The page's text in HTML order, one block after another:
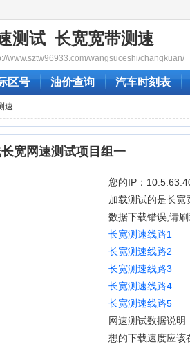
测试_长宽宽带测速
www.sztw96933.com/wangsuceshi/changkuan/
区号 油价查询 汽车时刻表
速
宽网速测试项目组一
您的IP：
加载测试的是长宽
数据下载错误,请
长宽测速线路1
长宽测速线路2
长宽测速线路3
长宽测速线路4
长宽测速线路5
网速测试数据说明
想的下载速度应该